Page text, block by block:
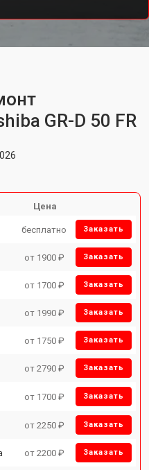
GR-D 50 FR
Цена
бесплатно Заказать
от 1900 ₽ Заказать
от 1700 ₽ Заказать
от 1990 ₽ Заказать
от 1750 ₽ Заказать
от 2790 ₽ Заказать
от 1700 ₽ Заказать
от 2250 ₽ Заказать
от 2200 ₽ Заказать